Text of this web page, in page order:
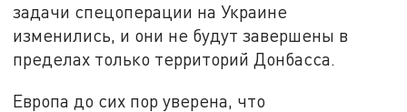
задачи спецоперации на Украине
изменились, и они не будут завершены в
пределах только территорий Донбасса.
Европа до сих пор уверена, что